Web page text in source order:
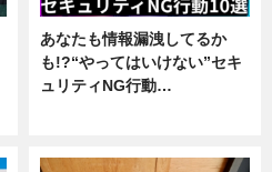
あなたも情報漏洩してるか
も!?“やってはいけない”セキ
ュリティNG行動…